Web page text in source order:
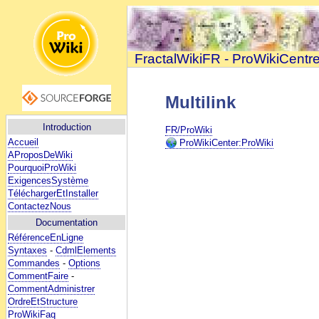
Introduction
Accueil
AProposDeWiki
PourquoiProWiki
ExigencesSystème
TéléchargerEtInstaller
ContactezNous
Documentation
RéférenceEnLigne
Syntaxes - CdmlElements
Commandes - Options
CommentFaire -
CommentAdministrer
OrdreEtStructure
ProWikiFaq
FractalWikiFR -
Multilink
FR/ProWiki
ProWikiCenter:ProWiki